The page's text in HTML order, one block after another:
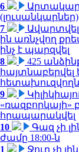
6
(լուսանկարներ)
7
Ավարտվել
ին առնչվող
ինչ է պարզվել
8
425
հայտնաբերվել
9
«ռազբորկայի»
հրապարակվել
10
Գազ չի
ժամը 18:00-ն
1
Ջուր չի